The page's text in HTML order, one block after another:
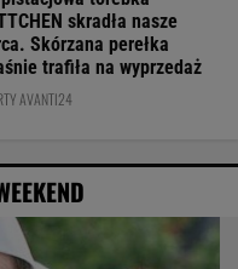
skradła nasze
perełka
trafiła na wyprzedaż
AVANTI24